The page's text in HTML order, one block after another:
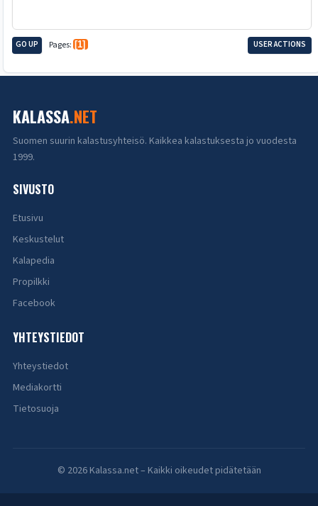
GO UP Pages 1 USER ACTIONS
KALASSA.NET
Suomen suurin kalastusyhteisö. Kaikkea kalastuksesta jo vuodesta
1999.
SIVUSTO
Etusivu
Keskustelut
Kalapedia
Propilkki
Facebook
YHTEYSTIEDOT
Yhteystiedot
Mediakortti
Tietosuoja
© 2026 Kalassa.net – Kaikki oikeudet pidätetään